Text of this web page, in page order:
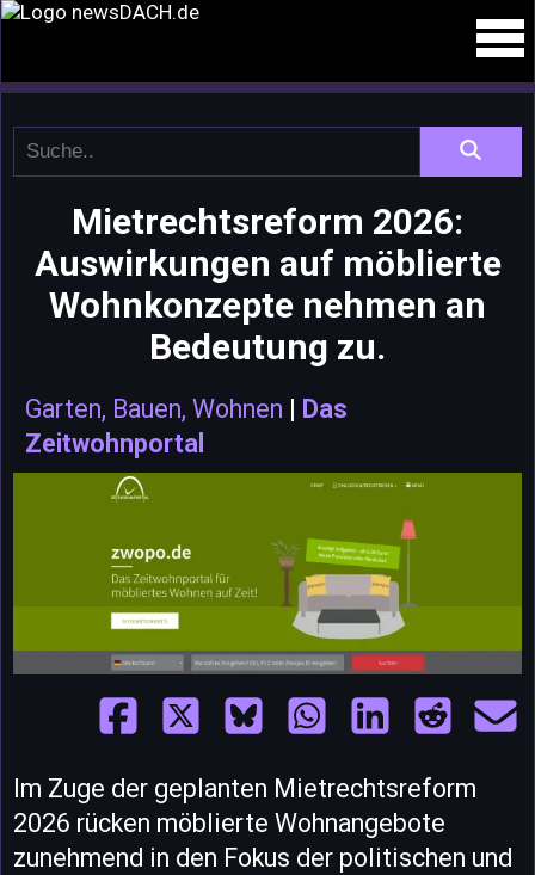
Mietrechtsreform 2026:
Auswirkungen auf möblierte
Wohnkonzepte nehmen an
Bedeutung zu.
Garten, Bauen, Wohnen | Das
Zeitwohnportal
Im Zuge der geplanten Mietrechtsreform
2026 rücken möblierte Wohnangebote
zunehmend in den Fokus der politischen und